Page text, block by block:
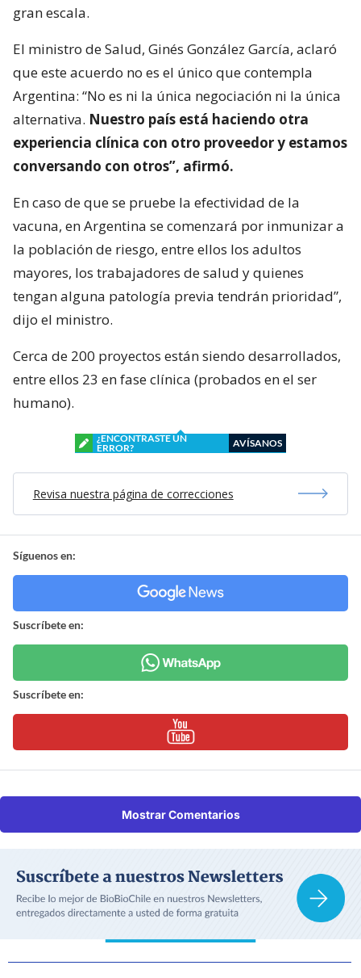
gran escala.
El ministro de Salud, Ginés González García, aclaró
que este acuerdo no es el único que contempla
Argentina: “No es ni la única negociación ni la única
alternativa. Nuestro país está haciendo otra
experiencia clínica con otro proveedor y estamos
conversando con otros”, afirmó.
En caso de que se pruebe la efectividad de la
vacuna, en Argentina se comenzará por inmunizar a
la población de riesgo, entre ellos los adultos
mayores, los trabajadores de salud y quienes
tengan alguna patología previa tendrán prioridad”,
dijo el ministro.
Cerca de 200 proyectos están siendo desarrollados,
entre ellos 23 en fase clínica (probados en el ser
humano).
¿ENCONTRASTE UN
ERROR?
AVÍSANOS
Revisa nuestra página de correcciones
Síguenos en:
Suscríbete en:
Suscríbete en:
Mostrar Comentarios